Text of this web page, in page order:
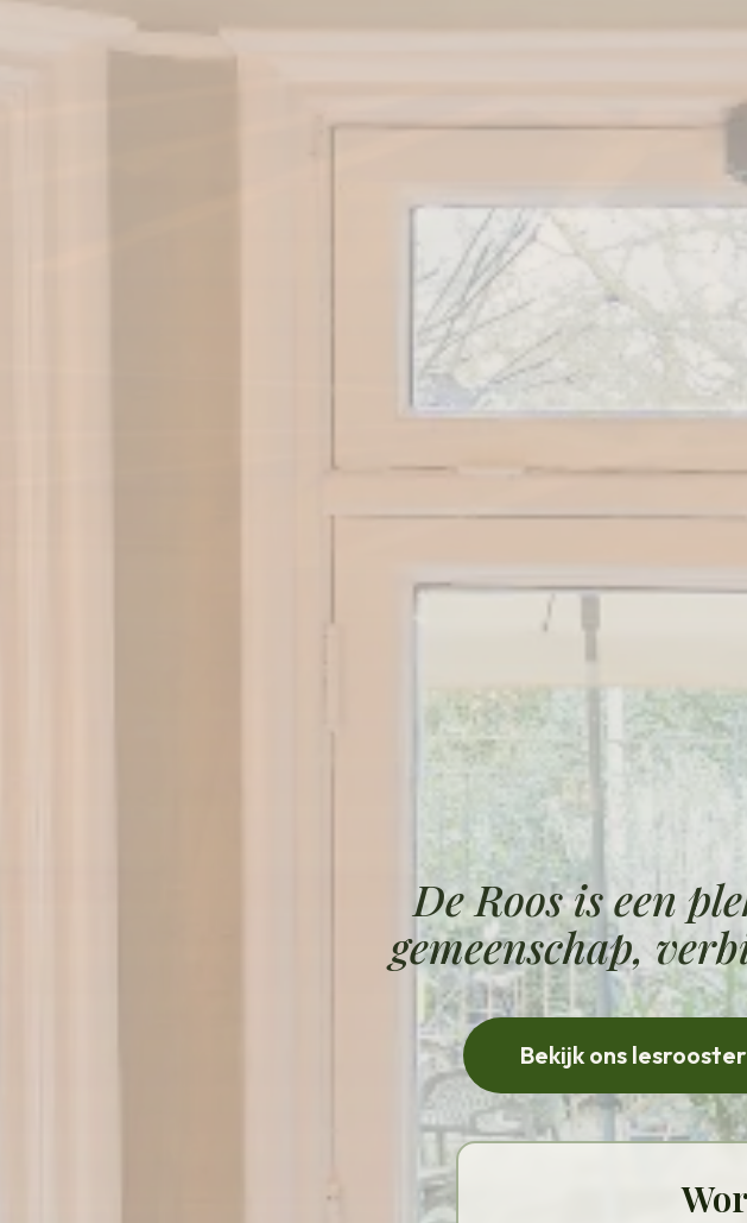
De Roos is een
gemeenschap,
Bekijk ons lesrooster